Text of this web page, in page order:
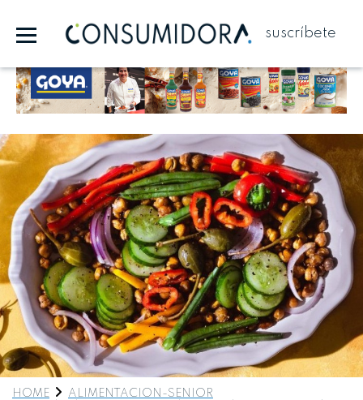
suscríbete
HOME
ALIMENTACION-SENIOR